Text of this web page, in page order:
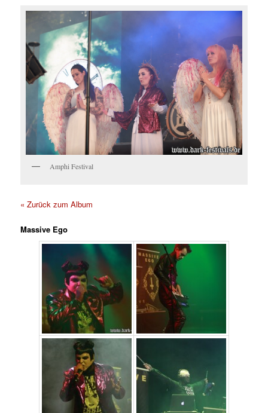
Amphi Festival
« Zurück zum Album
Massive Ego